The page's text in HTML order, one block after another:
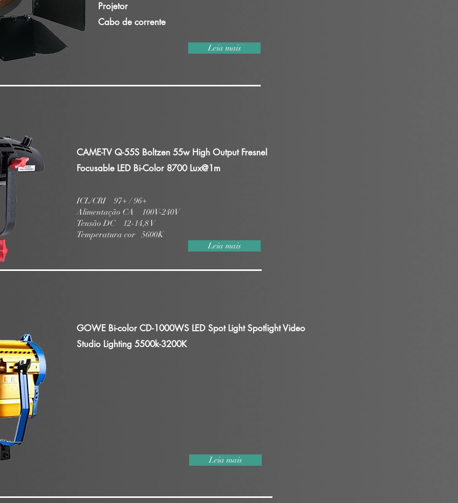
Projetor
Cabo de corrente
Leia mais
CAME-TV Q-55S Boltzen 55w High Output Fresnel
Focusable LED Bi-Color 8700 Lux@1m
ICL/CRI 97+ / 96+
Alimentação CA 100V-240V
Tensão DC 12-14,8 V
Temperatura cor 5600K
Leia mais
GOWE Bi-color CD-1000WS LED Spot Light Spotlight Video
Studio Lighting 5500k-3200K
Leia mais